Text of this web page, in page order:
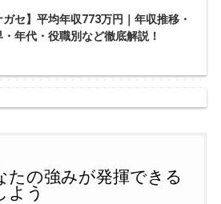
ガセ】平均年収773万円｜年収推移・
・年代・役職別など徹底解説！
たの強みが発揮できる
よう